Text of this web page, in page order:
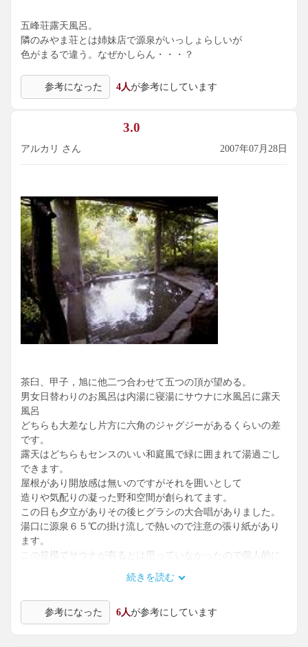
五峰荘露天風呂。
隣のみやま荘とは姉妹店で源泉がいっしょらしいが
色がまるで違う。なぜかしらん・・・？
参考になった 4人が参考にしています
3.0
アルカリ さん 2007年07月28日
茶臼、甲子，旭に他二つ合わせて五つの頂が望める。
男女日替わりのお風呂は内湯に寝湯にサウナに水風呂に露天
風呂
どちらも大差なし片方に六角のジャグジーがあるくらいの差
です。
露天はどちらもセンスのいい和庭風で緑に囲まれて湯過ごし
できます。
屋根があり開放感は無いのですがそれを囲いとして
造りや気配りの凝った野和空間が創られてます。
この日も夕立がありその後ヒグラシの大合唱がありました。
湯口に源泉６５℃の掛け流しで熱いので注意の張り紙があり
ます。
この規模でサウナが有るとは思っていなかったので個人的に
泉質的には癖はないです。露天の湯際には茶色の着
色ありますが透明な湯です。
続きを読む
参考になった 6人が参考にしています